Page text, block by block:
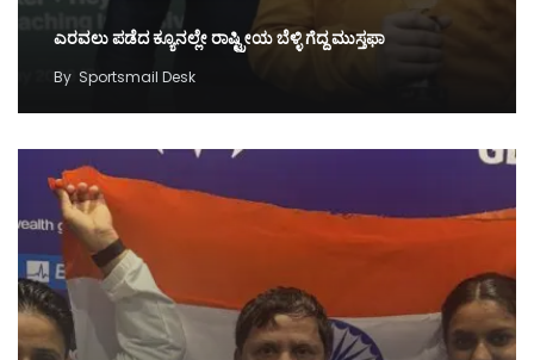
ಎರವಲು ಪಡೆದ ಕ್ಯೂನಲ್ಲೇ ರಾಷ್ಟ್ರೀಯ ಬೆಳ್ಳಿ ಗೆದ್ದ ಮುಸ್ತಫಾ
By Sportsmail Desk